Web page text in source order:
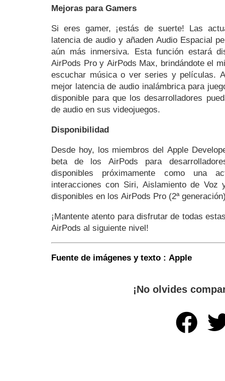
Mejoras para Gamers
Si eres gamer, ¡estás de suerte! Las
latencia de audio y añaden Audio Espacial
aún más inmersiva. Esta función estará
AirPods Pro y AirPods Max, brindándote el
escuchar música o ver series y películas.
mejor latencia de audio inalámbrica para
disponible para que los desarrolladores
de audio en sus videojuegos.
Disponibilidad
Desde hoy, los miembros del Apple
beta de los AirPods para
disponibles próximamente como una
interacciones con Siri, Aislamiento de
disponibles en los AirPods Pro (2ª
¡Mantente atento para disfrutar de todas
AirPods al siguiente nivel!
Fuente de imágenes y texto : Apple
¡No olvides